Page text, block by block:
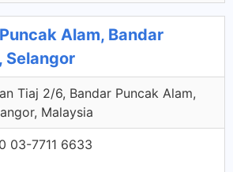
Alam, Bandar
Selangor
Tiaj 2/6, Bandar Puncak Alam,
Malaysia
03-7711 6633